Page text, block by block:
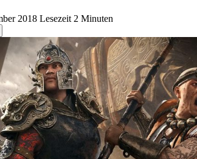
2018 Lesezeit 2 Minuten